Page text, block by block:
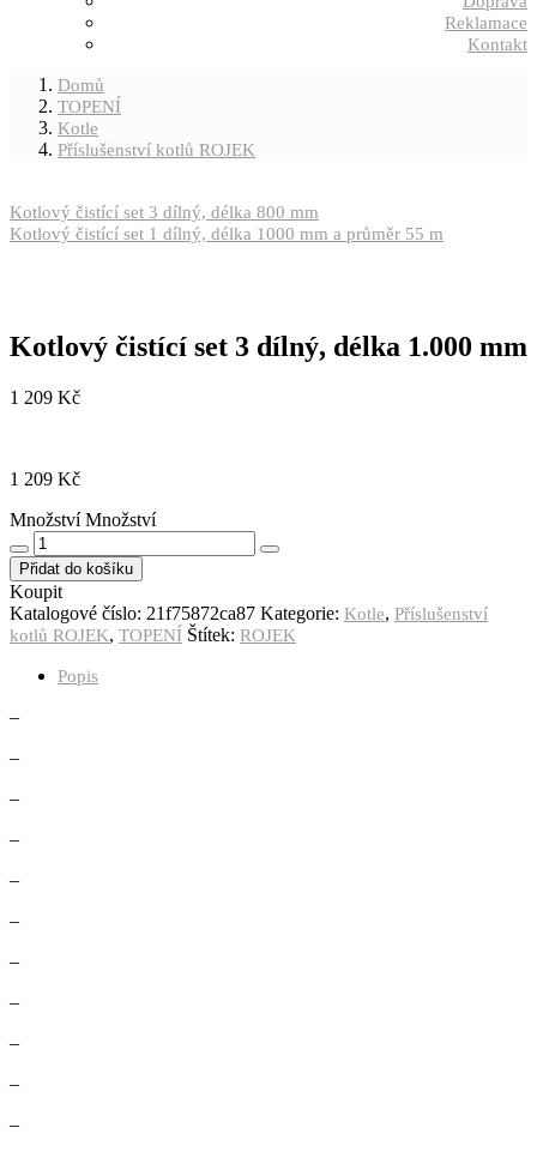
Reklamace
Kontakt
Domů
TOPENÍ
Kotle
Příslušenství kotlů ROJEK
Kotlový čistící set 3 dílný, délka 800 mm
Kotlový čistící set 1 dílný, délka 1000 mm a průměr 55 m
Kotlový čistící set 3 dílný, délka 1.000 mm
1 209 Kč
1 209 Kč
Množství Množství
Přidat do košíku
Koupit
Katalogové číslo: 21f75872ca87 Kategorie: Kotle, Příslušenství
kotlů ROJEK, TOPENÍ Štítek: ROJEK
Popis
–
–
–
–
–
–
–
–
–
–
–